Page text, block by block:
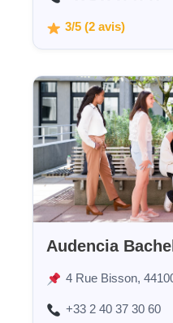
3/5 (2 avis)
Audencia
4 Rue Bisson,
+33 2 40 37 30 60